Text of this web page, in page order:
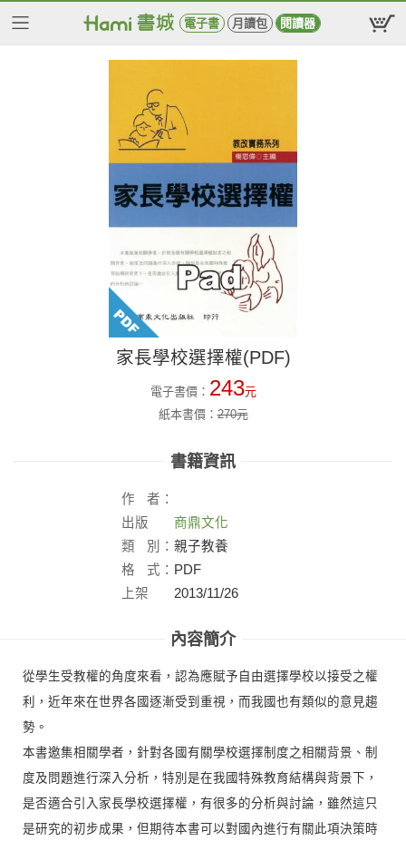
電子書 月讀包 閱讀器
家長學校選擇權(PDF)
電子書價： 243元
紙本書價：270元
書籍資訊
作
者：
出版
社：
商鼎文化
類
別： 親子教養
格
式： PDF
上架
2013/11/26
內容簡介
從學生受教權的角度來看，認為應賦予自由選擇學校以接受之權
利，近年來在世界各國逐漸受到重視，而我國也有類似的意見趨
勢。
本書邀集相關學者，針對各國有關學校選擇制度之相關背景、制
度及問題進行深入分析，特別是在我國特殊教育結構與背景下，
是否適合引入家長學校選擇權，有很多的分析與討論，雖然這只
是研究的初步成果，但期待本書可以對國內進行有關此項決策時